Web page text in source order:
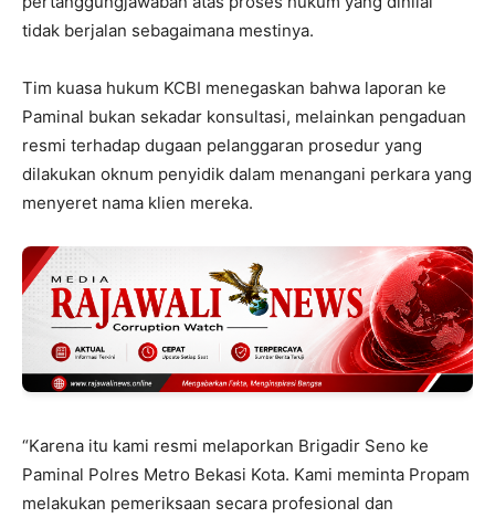
tidak berjalan sebagaimana mestinya.
Tim kuasa hukum KCBI menegaskan bahwa laporan ke
Paminal bukan sekadar konsultasi, melainkan pengaduan
resmi terhadap dugaan pelanggaran prosedur yang
dilakukan oknum penyidik dalam menangani perkara yang
menyeret nama klien mereka.
“Karena itu kami resmi melaporkan Brigadir Seno ke
Paminal Polres Metro Bekasi Kota. Kami meminta Propam
melakukan pemeriksaan secara profesional dan